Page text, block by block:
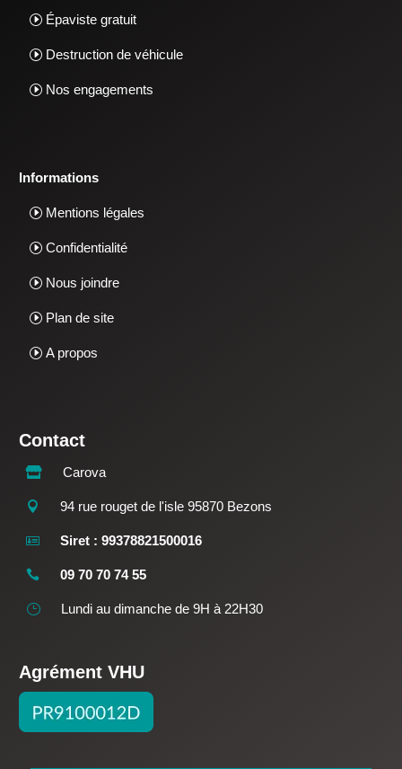
Épaviste gratuit
Destruction de véhicule
Nos engagements
Informations
Mentions légales
Confidentialité
Nous joindre
Plan de site
A propos
Contact
 Carova
 94 rue rouget de l'isle 95870 Bezons
 Siret : 99378821500016
 09 70 70 74 55
} Lundi au dimanche de 9H à 22H30
Agrément VHU